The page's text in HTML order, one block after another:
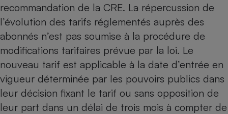
recommandation de la CRE. La répercussion de
l’évolution des tarifs réglementés auprès des
abonnés n’est pas soumise à la procédure de
modifications tarifaires prévue par la loi. Le
nouveau tarif est applicable à la date d’entrée en
vigueur déterminée par les pouvoirs publics dans
leur décision fixant le tarif ou sans opposition de
leur part dans un délai de trois mois à compter de